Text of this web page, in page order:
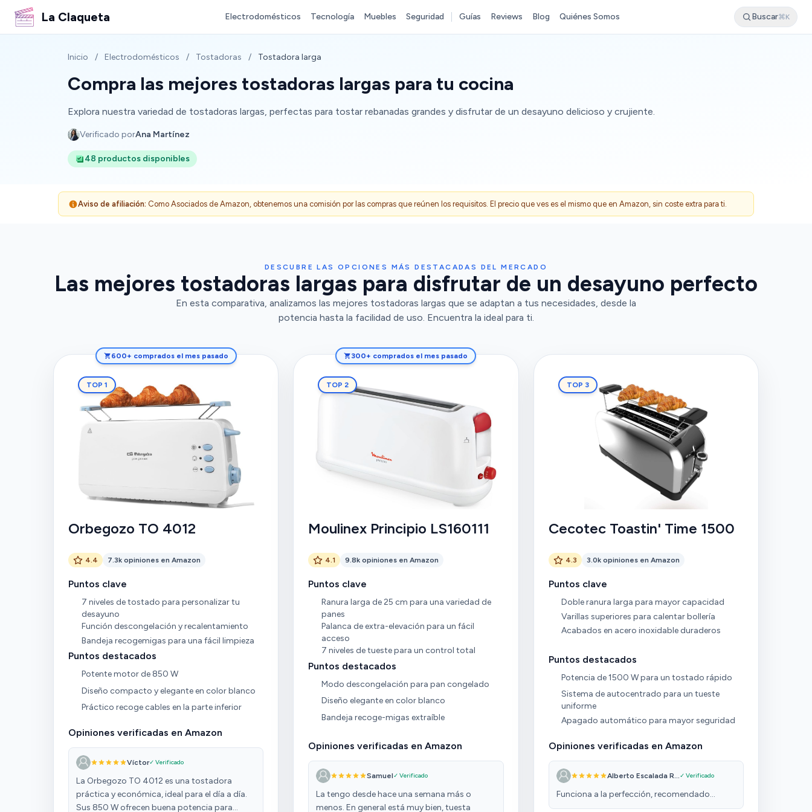
La Claqueta Electrodomésticos Tecnología Muebles Seguridad Guías Reviews Blog Quiénes Somos Buscar⌘K
Inicio / Electrodomésticos / Tostadoras / Tostadora larga
Compra las mejores tostadoras largas para tu cocina
Explora nuestra variedad de tostadoras largas, perfectas para tostar rebanadas grandes y disfrutar de un desayuno delicioso y crujiente.
Verificado porAna Martínez
48 productos disponibles
Aviso de afiliación: Como Asociados de Amazon, obtenemos una comisión por las compras que reúnen los requisitos. El precio que ves es el mismo que en Amazon, sin coste extra para ti.
DESCUBRE LAS OPCIONES MÁS DESTACADAS DEL MERCADO
Las mejores tostadoras largas para disfrutar de un desayuno perfecto
En esta comparativa, analizamos las mejores tostadoras largas que se adaptan a tus necesidades, desde la
potencia hasta la facilidad de uso. Encuentra la ideal para ti.
600+ comprados el mes pasado
TOP 1
Orbegozo TO 4012
4.4 7.3k opiniones en Amazon
Puntos clave
7 niveles de tostado para personalizar tu
desayuno
Función descongelación y recalentamiento
Bandeja recogemigas para una fácil limpieza
Puntos destacados
Potente motor de 850 W
Diseño compacto y elegante en color blanco
Práctico recoge cables en la parte inferior
Opiniones verificadas en Amazon
Víctor✓ Verificado
La Orbegozo TO 4012 es una tostadora
práctica y económica, ideal para el día a día.
Sus 850 W ofrecen buena potencia para
300+ comprados el mes pasado
TOP 2
Moulinex Principio LS160111
4.1 9.8k opiniones en Amazon
Puntos clave
Ranura larga de 25 cm para una variedad de
panes
Palanca de extra-elevación para un fácil
acceso
7 niveles de tueste para un control total
Puntos destacados
Modo descongelación para pan congelado
Diseño elegante en color blanco
Bandeja recoge-migas extraíble
Opiniones verificadas en Amazon
Samuel✓ Verificado
La tengo desde hace una semana más o
menos. En general está muy bien, tuesta
TOP 3
Cecotec Toastin' Time 1500
4.3 3.0k opiniones en Amazon
Puntos clave
Doble ranura larga para mayor capacidad
Varillas superiores para calentar bollería
Acabados en acero inoxidable duraderos
Puntos destacados
Potencia de 1500 W para un tostado rápido
Sistema de autocentrado para un tueste
uniforme
Apagado automático para mayor seguridad
Opiniones verificadas en Amazon
Alberto Escalada R...✓ Verificado
Funciona a la perfección, recomendado...